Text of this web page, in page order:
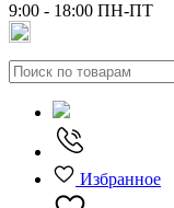
9:00 - 18:00 ПН-ПТ
Избранное